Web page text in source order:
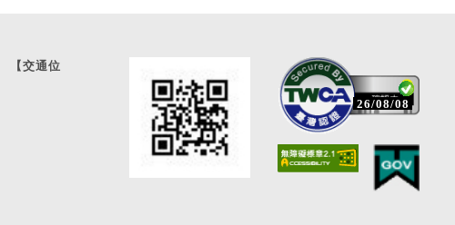
【交通位
26/08/08